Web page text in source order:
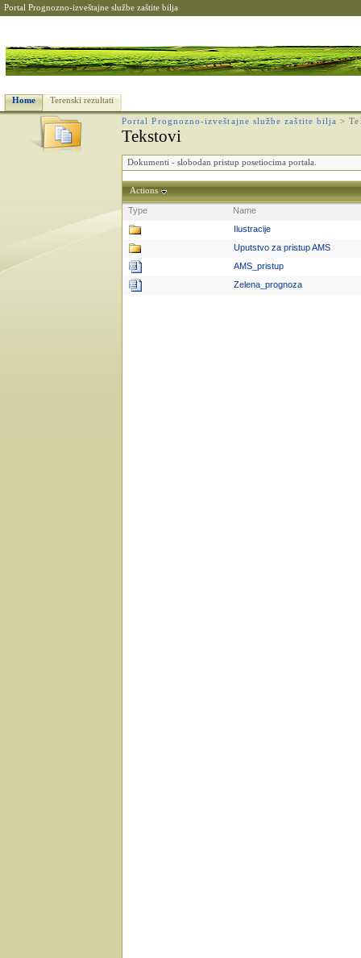
Portal Prognozno-izveštajne službe zaštite bilja
Home Terenski rezultati
Portal Prognozno-izveštajne službe zaštite bilja >
Tekstovi
Dokumenti - slobodan pristup posetiocima portala.
Actions
Type
Name
Ilustracije
Uputstvo za pristup AMS
AMS_pristup
Zelena_prognoza